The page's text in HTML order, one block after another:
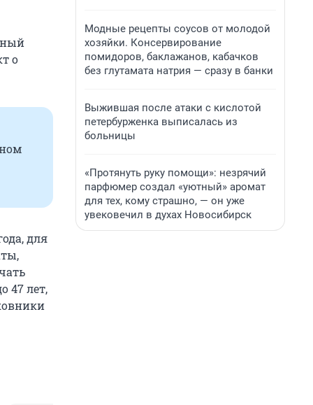
о
для
47 лет,
Модные рецепты соусов от молодой
хозяйки. Консервирование
помидоров, баклажанов, кабачков
без глутамата натрия — сразу в банки
Выжившая после атаки с кислотой
петербурженка выписалась из
больницы
«Протянуть руку помощи»: незрячий
парфюмер создал «уютный» аромат
для тех, кому страшно, — он уже
увековечил в духах Новосибирск